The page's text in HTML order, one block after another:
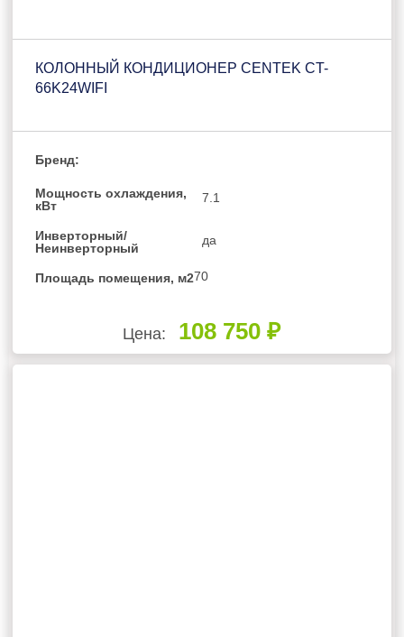
КОЛОННЫЙ КОНДИЦИОНЕР CENTEK CT-
66K24WIFI
Бренд:
Мощность охлаждения,
кВт
7.1
Инверторный/
Неинверторный
да
Площадь помещения, м270
Цена: 108 750 ₽